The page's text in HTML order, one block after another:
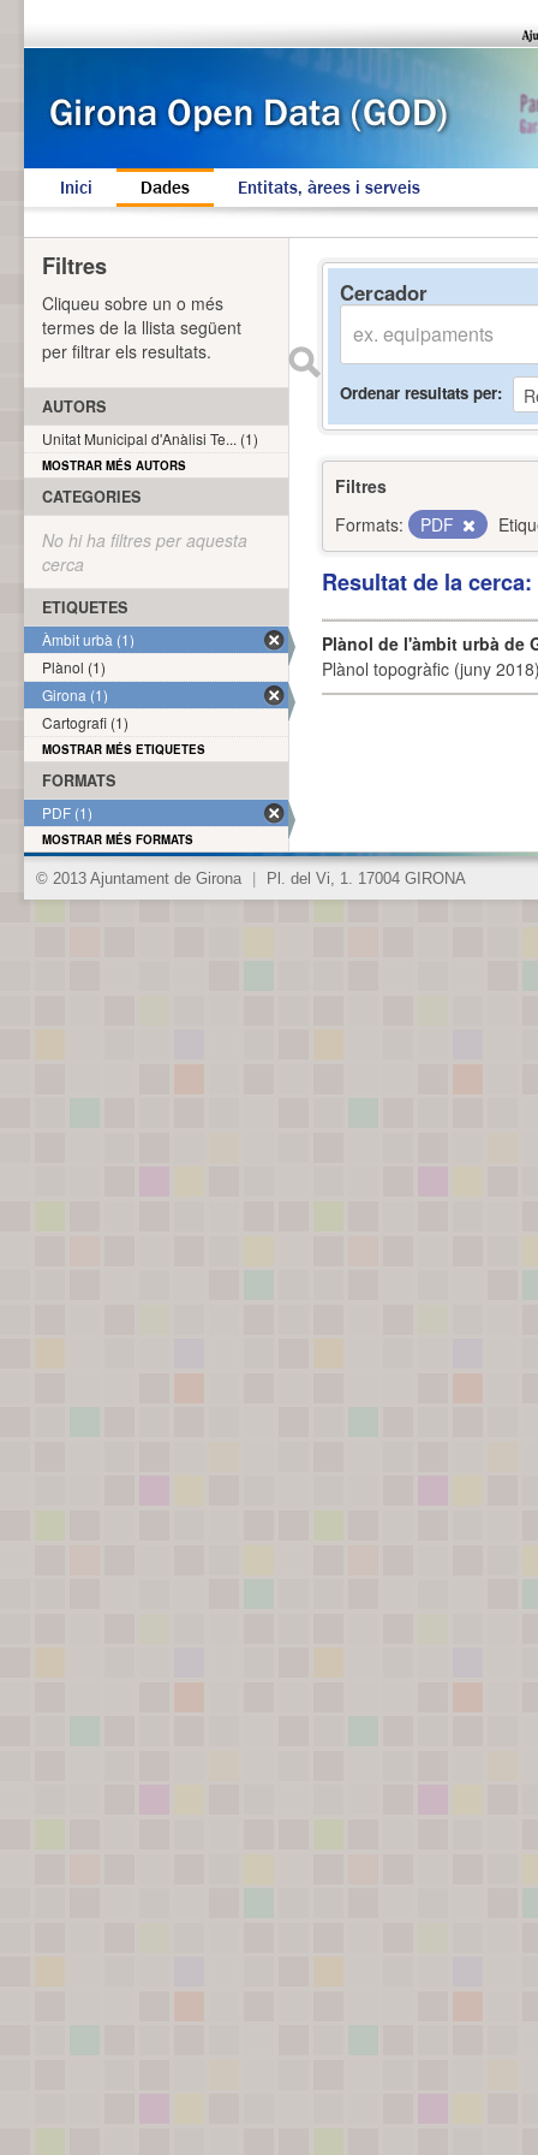
Inici Dades Entitats, àrees i serveis
Cercador
Ordenar resultats per
Filtres
Formats:
PDF
Resultat de la
Plànol de l'àmbit urbà de
Plànol topogràfic (juny
Filtres
Cliqueu sobre un o més
termes de la llista següent
per filtrar els resultats.
AUTORS
Unitat Municipal d'Anàlisi Te... (1)
MOSTRAR MÉS AUTORS
CATEGORIES
No hi ha filtres per aquesta
cerca
ETIQUETES
Àmbit urbà (1)
Plànol (1)
Girona (1)
Cartografi (1)
MOSTRAR MÉS ETIQUETES
FORMATS
PDF (1)
MOSTRAR MÉS FORMATS
© 2013 Ajuntament de Girona Pl. del Vi, 1. 17004 GIRONA